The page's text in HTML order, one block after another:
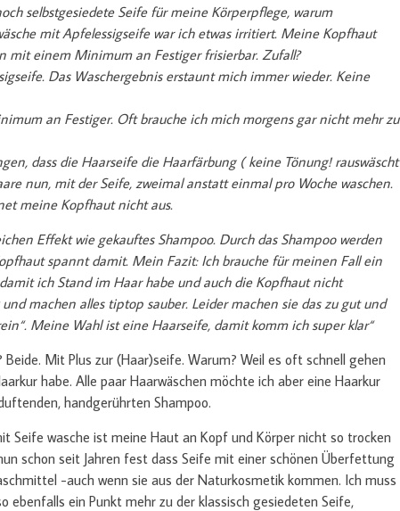
selbstgesiedete Seife für meine Körperpflege, warum
mit Apfelessigseife war ich etwas irritiert. Meine Kopfhaut
mit einem Minimum an Festiger frisierbar. Zufall?
Das Waschergebnis erstaunt mich immer wieder. Keine
an Festiger. Oft brauche ich mich morgens gar nicht mehr zu
dass die Haarseife die Haarfärbung ( keine Tönung! rauswäscht
nun, mit der Seife, zweimal anstatt einmal pro Woche waschen.
meine Kopfhaut nicht aus.
Effekt wie gekauftes Shampoo. Durch das Shampoo werden
spannt damit. Mein Fazit: Ich brauche für meinen Fall ein
ich Stand im Haar habe und auch die Kopfhaut nicht
machen alles tiptop sauber. Leider machen sie das zu gut und
Meine Wahl ist eine Haarseife, damit komm ich super klar“
Mit Plus zur (Haar)seife. Warum? Weil es oft schnell gehen
habe. Alle paar Haarwäschen möchte ich aber eine Haarkur
handgerührten Shampoo.
Seife wasche ist meine Haut an Kopf und Körper nicht so trocken
schon seit Jahren fest dass Seife mit einer schönen Überfettung
-auch wenn sie aus der Naturkosmetik kommen. Ich muss
ebenfalls ein Punkt mehr zu der klassisch gesiedeten Seife,